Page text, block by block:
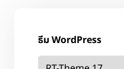
ธีม WordPress